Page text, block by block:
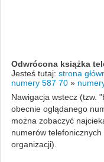
Odwrócona książka
Jesteś tutaj: strona
numery 587 70 »
Nawigacja wstecz (tzw.
obecnie oglądanego
można zobaczyć
numerów
organizacji).